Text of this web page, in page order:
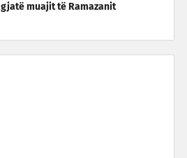
gjatë muajit të Ramazanit